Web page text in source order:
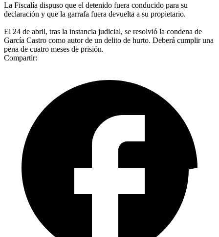
La Fiscalía dispuso que el detenido fuera conducido para su
declaración y que la garrafa fuera devuelta a su propietario.
El 24 de abril, tras la instancia judicial, se resolvió la condena de
García Castro como autor de un delito de hurto. Deberá cumplir una
pena de cuatro meses de prisión.
Compartir: